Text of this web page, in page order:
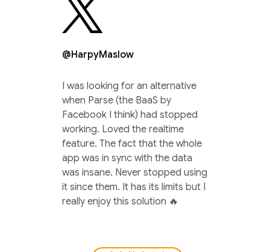
@HarpyMaslow
I was looking for an alternative
when Parse (the BaaS by
Facebook I think) had stopped
working. Loved the realtime
feature. The fact that the whole
app was in sync with the data
was insane. Never stopped using
it since them. It has its limits but I
really enjoy this solution 🔥